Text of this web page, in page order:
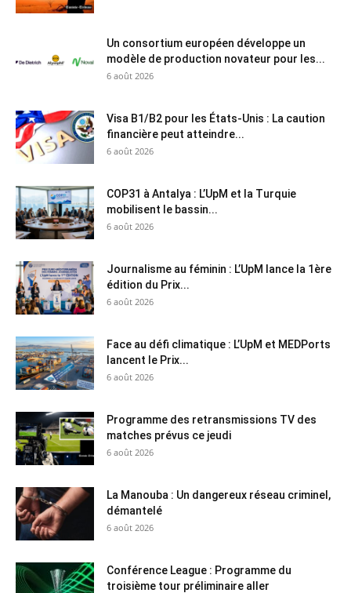
Un consortium européen développe un
modèle de production novateur pour les...
6 août 2026
Visa B1/B2 pour les États-Unis : La caution
financière peut atteindre...
6 août 2026
COP31 à Antalya : L’UpM et la Turquie
mobilisent le bassin...
6 août 2026
Journalisme au féminin : L’UpM lance la 1ère
édition du Prix...
6 août 2026
Face au défi climatique : L’UpM et MEDPorts
lancent le Prix...
6 août 2026
Programme des retransmissions TV des
matches prévus ce jeudi
6 août 2026
La Manouba : Un dangereux réseau criminel,
démantelé
6 août 2026
Conférence League : Programme du
troisième tour préliminaire aller